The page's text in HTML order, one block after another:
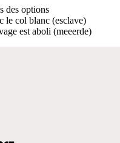
des options
le col blanc (esclave)
est aboli (meeerde)